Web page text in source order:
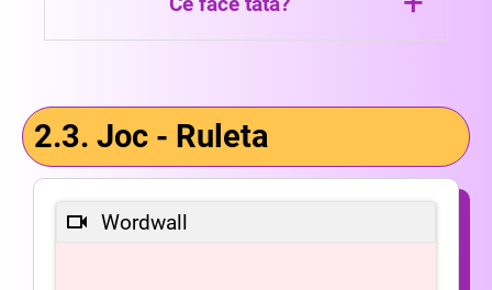
2.3. Joc - Ruleta
Wordwall